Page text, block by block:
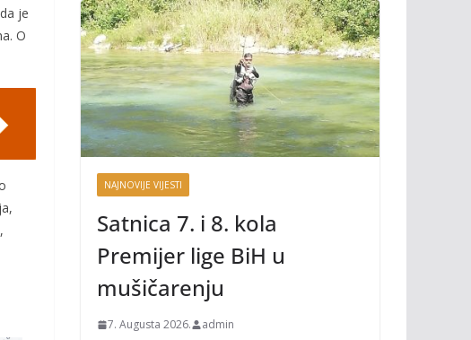
je
O
NAJNOVIJE VIJESTI
Satnica 7. i 8. kola
Premijer lige BiH u
mušičarenju
7. Augusta 2026. admin